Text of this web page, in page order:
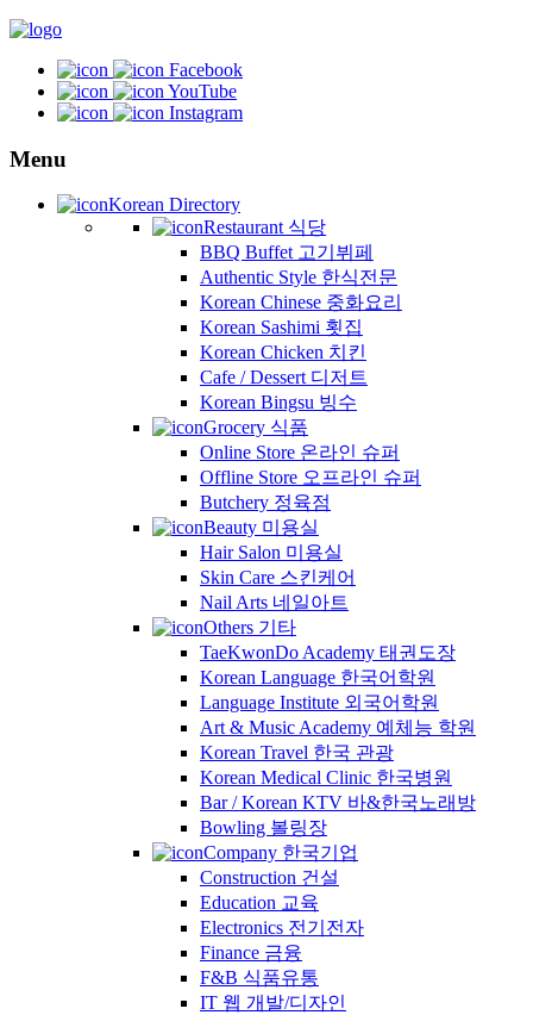
Facebook
YouTube
Instagram
Menu
Korean Directory
Restaurant 식당
BBQ Buffet 고기뷔페
Authentic Style 한식전문
Korean Chinese 중화요리
Korean Sashimi 횟집
Korean Chicken 치킨
Cafe / Dessert 디저트
Korean Bingsu 빙수
Grocery 식품
Online Store 온라인 슈퍼
Offline Store 오프라인 슈퍼
Butchery 정육점
Beauty 미용실
Hair Salon 미용실
Skin Care 스킨케어
Nail Arts 네일아트
Others 기타
TaeKwonDo Academy 태권도장
Korean Language 한국어학원
Language Institute 외국어학원
Art & Music Academy 예체능 학원
Korean Travel 한국 관광
Korean Medical Clinic 한국병원
Bar / Korean KTV 바&한국노래방
Bowling 볼링장
Company 한국기업
Construction 건설
Education 교육
Electronics 전기전자
Finance 금융
F&B 식품유통
IT 웹 개발/디자인